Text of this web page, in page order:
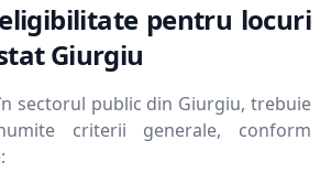
pentru locuri
Giurgiu
sectorul public din Giurgiu, trebuie
criterii generale, conform